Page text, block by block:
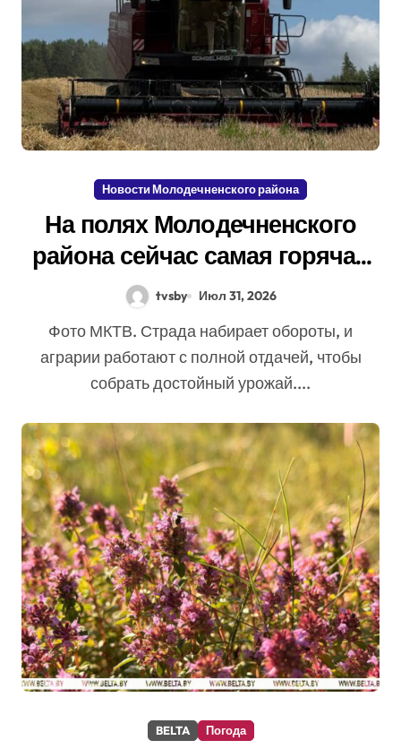
Новости Молодечненского района
На полях Молодечненского
района сейчас самая горячая
пора –уборочная кампания
идет полным ходом!
tvsby Июл 31, 2026
Фото МКТВ. Страда набирает обороты, и
аграрии работают с полной отдачей, чтобы
собрать достойный урожай....
BELTA Погода